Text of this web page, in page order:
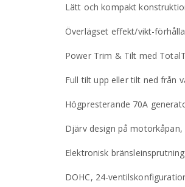
Lätt och kompakt
Överlägset effekt/vikt-
Power Trim & Tilt med
Full tilt upp eller tilt ned från
Högpresterande 70A
Djärv design på
Elektronisk bränsleinsprutning
DOHC, 24-